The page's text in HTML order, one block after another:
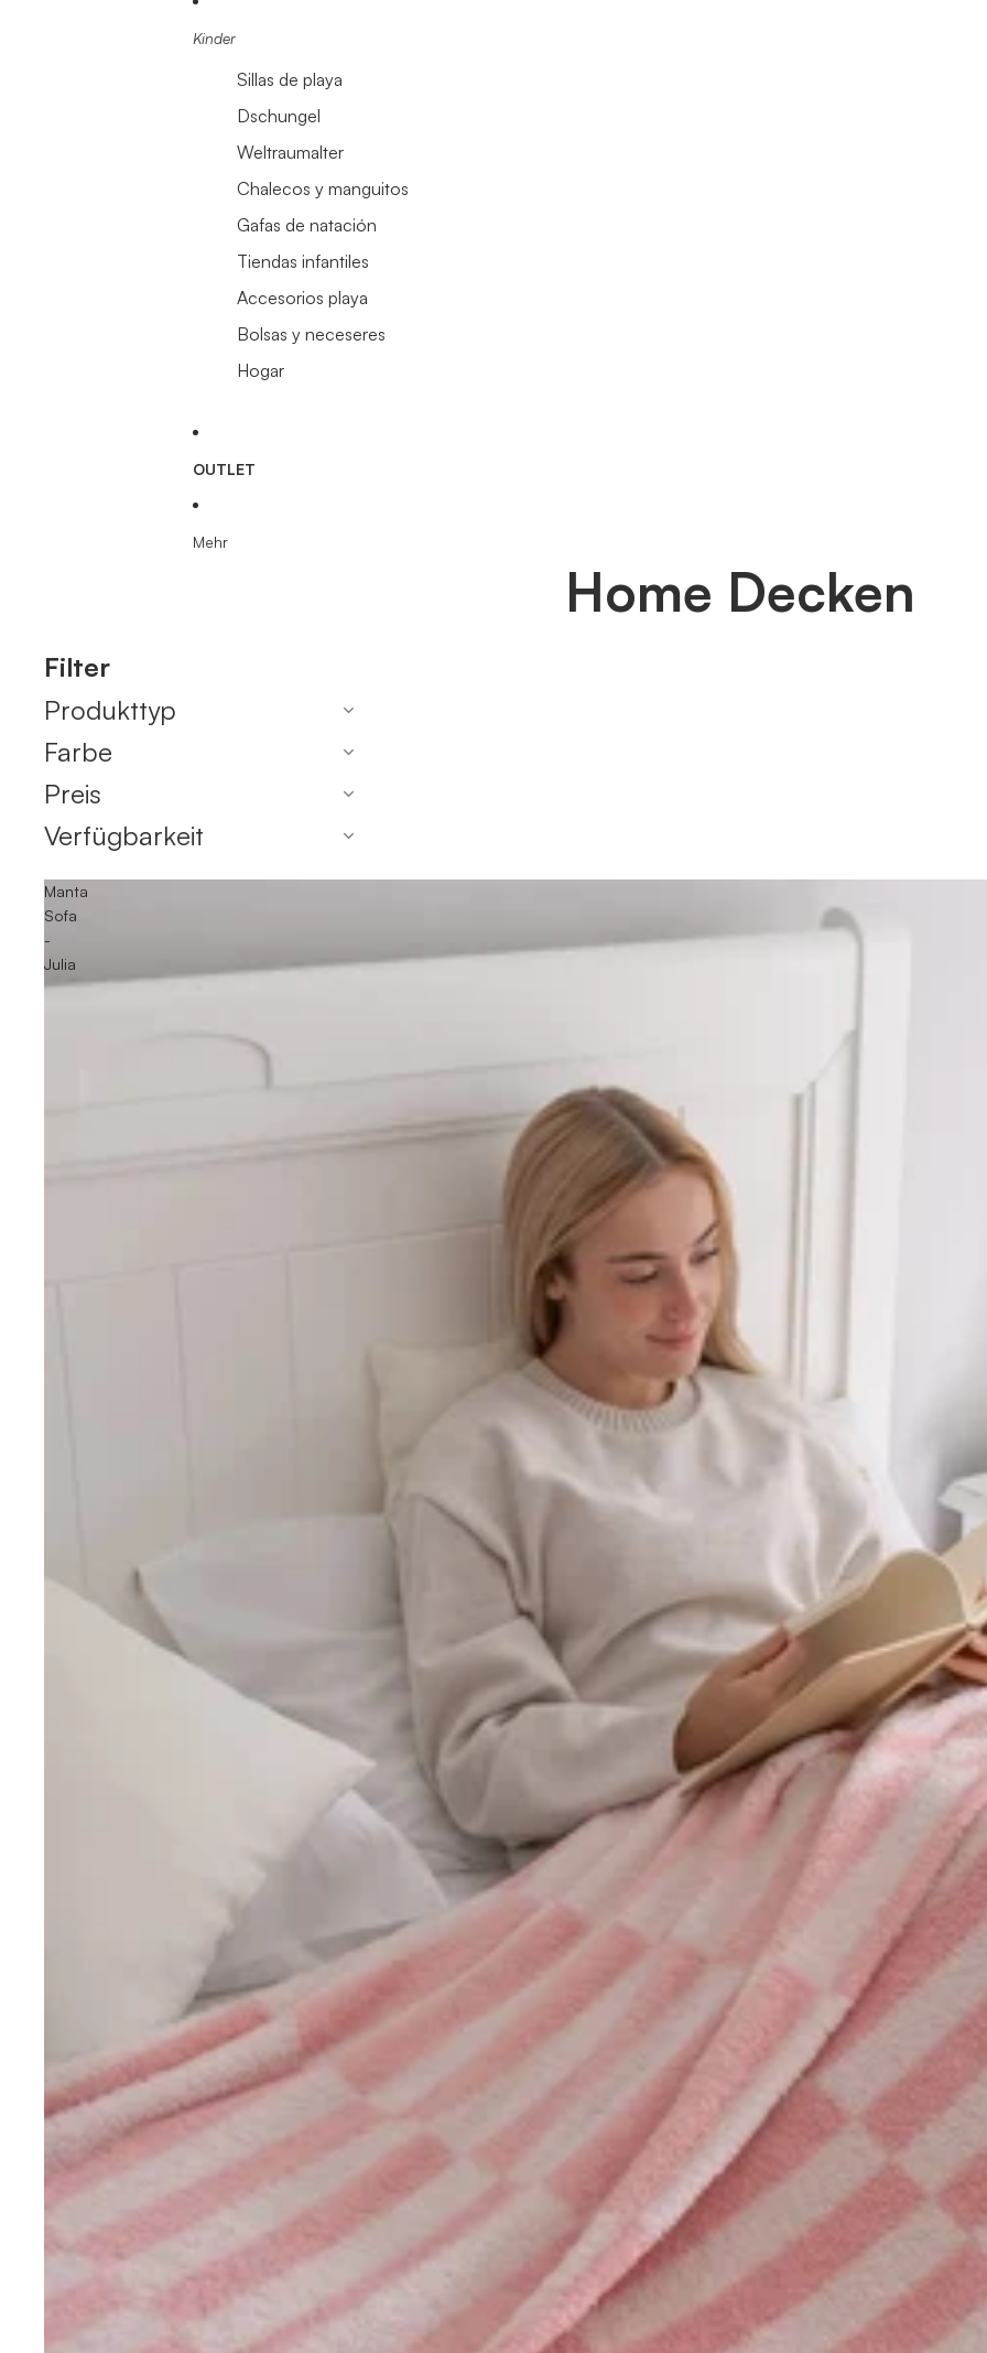
Kinder
Sillas de playa
Dschungel
Weltraumalter
Chalecos y manguitos
Gafas de natación
Tiendas infantiles
Accesorios playa
Bolsas y neceseres
Hogar
OUTLET
Mehr
Home Decken
Filter
Produkttyp
Farbe
Preis
Verfügbarkeit
Manta
Sofa
-
Julia